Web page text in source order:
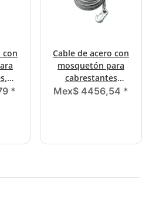
con
*
Cable de acero con
mosquetón para
cabrestantes
diámetro (ø) 7,0 mm
Mex$ 4456,54 *